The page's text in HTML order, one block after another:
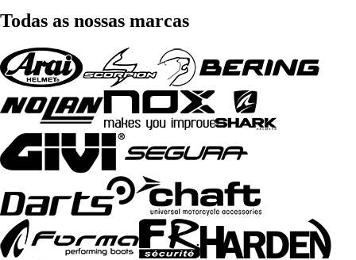
Todas as nossas marcas